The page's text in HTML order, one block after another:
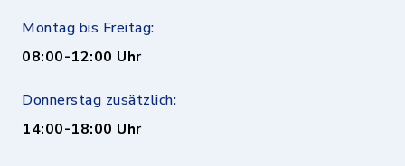
Montag bis Freitag:
08:00-12:00 Uhr
Donnerstag zusätzlich:
14:00-18:00 Uhr